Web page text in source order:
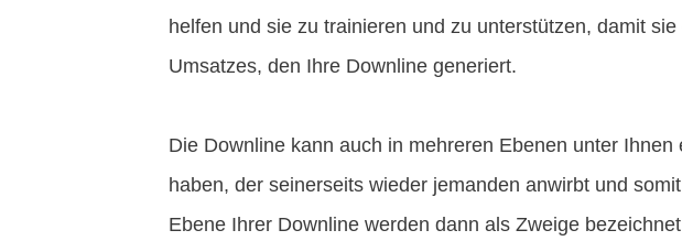
helfen und sie zu trainieren und zu unterstützen, damit
Umsatzes, den Ihre Downline generiert.
Die Downline kann auch in mehreren Ebenen unter
haben, der seinerseits wieder jemanden anwirbt und
Ebene Ihrer Downline werden dann als Zweige